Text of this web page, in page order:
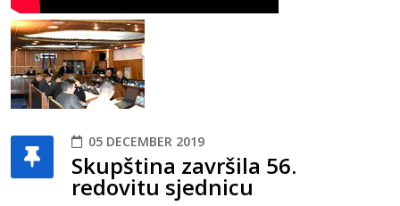
05 DECEMBER 2019
Skupština završila 56.
redovitu sjednicu